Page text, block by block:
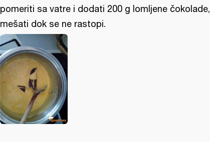
pomeriti sa vatre i dodati 200 g lomljene čokolade,
mešati dok se ne rastopi.